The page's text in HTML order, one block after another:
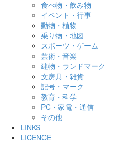
食べ物・飲み物
イベント・行事
動物・植物
乗り物・地図
スポーツ・ゲーム
芸術・音楽
建物・ランドマーク
文房具・雑貨
記号・マーク
教育・科学
PC・家電・通信
その他
LINKS
LICENCE